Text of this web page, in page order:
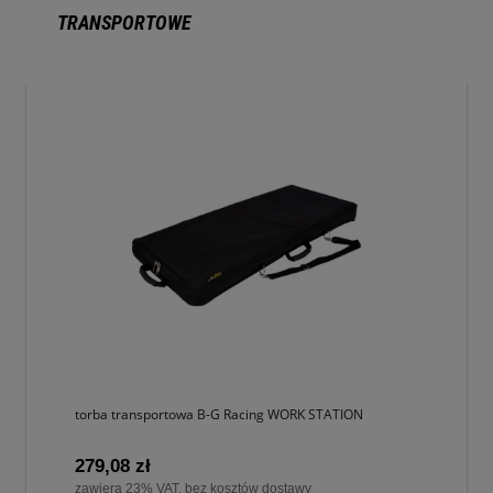
TRANSPORTOWE
torba transportowa B-G Racing WORK STATION
279,08 zł
zawiera 23% VAT, bez kosztów dostawy